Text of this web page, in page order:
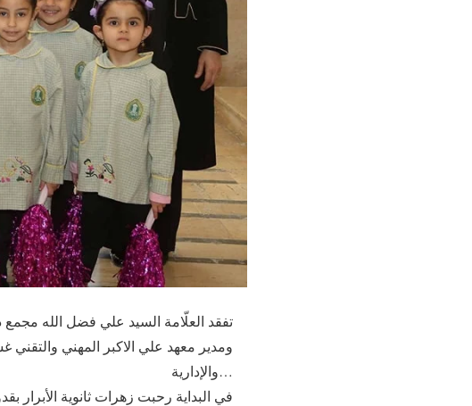
تفقد العلّامة السيد علي فضل الله
ومدير معهد علي الاكبر المهني والتقني
والإدارية…
في البداية رحبت زهرات ثانوية